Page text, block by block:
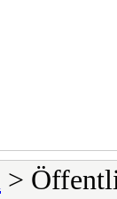
>